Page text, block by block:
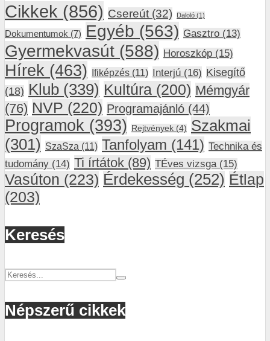
Cikkek (856) Csereút (32) Daloló (1)
Dokumentumok (7) Egyéb (563) Gasztro (13)
Gyermekvasút (588) Horoszkóp (15)
Hírek (463) Ifiképzés (11) Interjú (16) Kisegítő
(18) Klub (339) Kultúra (200) Mémgyár
(76) NVP (220) Programajánló (44)
Programok (393) Rejtvények (4) Szakmai
(301) SzaSza (11) Tanfolyam (141) Technika és
tudomány (14) Ti írtátok (89) TÉves vizsga(15)
Vasúton (223) Érdekesség (252) Étlap
(203)
Keresés
Népszerű cikkek